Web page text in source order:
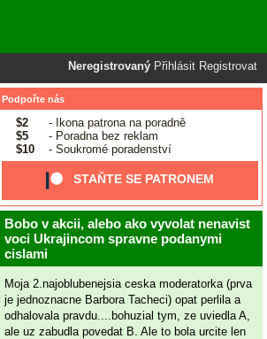
Neregistrovaný Přihlásit Registrovat
Podpořte nás
$2
- Ikona patrona na poradně
$5
- Poradna bez reklam
$10
- Soukromé poradenství
STAŇTE SE PATRONEM
Bobo v akcii, alebo ako vyvolat nenavist
voci Ukrajincom spravne podanymi
cislami
Moja 2.najoblubenejsia ceska moderatorka (prva
je jednoznacne Barbora Tacheci) opat perlila a
odhalovala pravdu....bohuzial tym, ze uviedla A,
ale uz zabudla povedat B. Ale to bola urcite len